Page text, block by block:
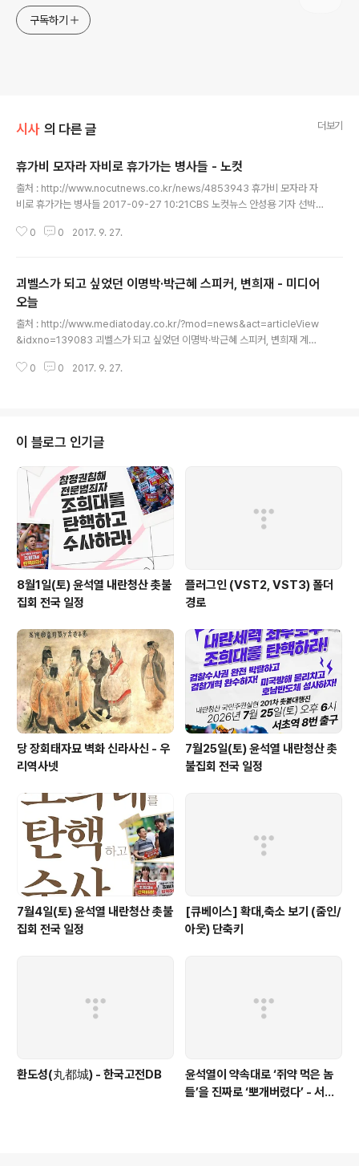
구독하기
시사 의 다른 글 더보기
휴가비 모자라 자비로 휴가가는 병사들 - 노컷
출처 : http://www.nocutnews.co.kr/news/4853943 휴가비 모자라 자
비로 휴가가는 병사들 2017-09-27 10:21CBS 노컷뉴스 안성용 기자 선박
이미지 제공/자료사진) 군 장병 휴가비에 포함되는 선박비가 16년 동안 인상되
료에 따르면 병사 휴가비 중 도서지역에 근무하는 병사들에게 지급되는 선박비
는 지난 2002년부터 16년간 인상되지 않고 있다. 예를 들어 백령도에 근무하
는 병사들에게 지급되는 선박비의 경우 2002년 이후 4만3천2백원이 지급..
0 0 2017. 9. 27.
괴벨스가 되고 싶었던 이명박·박근혜 스피커, 변희재 - 미디어
오늘
출처 : http://www.mediatoday.co.kr/?mod=news&act=articleView
&idxno=139083 괴벨스가 되고 싶었던 이명박·박근혜 스피커, 변희재 계속
여론조작 나섰던 ‘유사언론인’, 변희재 뿐일까 정철운 기자 pierce@mediato
유포했던 친노종북 프레임은 한 때 이명박·박근혜정부를 관통하는 강력한 무기
였다. 친노종북은 일종의 ‘변형된 인종주의’(박권일)의 일..
0 0 2017. 9. 27.
이 블로그 인기글
8월1일(토) 윤석열 내란청산 촛불
집회 전국 일정
플러그인 (VST2, VST3) 폴더
경로
당 장회태자묘 벽화 신라사신 - 우
리역사넷
7월25일(토) 윤석열 내란청산 촛
불집회 전국 일정
7월4일(토) 윤석열 내란청산 촛불
집회 전국 일정
[큐베이스] 확대,축소 보기 (줌인/
아웃) 단축키
환도성(丸都城) - 한국고전DB
윤석열이 약속대로 ‘쥐약 먹은 놈
들’을 진짜로 ‘뽀개버렸다’ - 서울